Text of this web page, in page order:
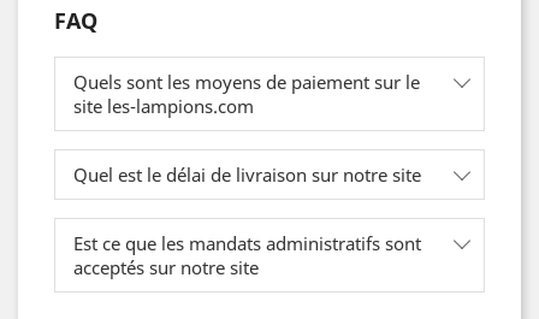
FAQ
Quels sont les moyens de paiement sur le
site les-lampions.com
Quel est le délai de livraison sur notre site
Est ce que les mandats administratifs sont
acceptés sur notre site